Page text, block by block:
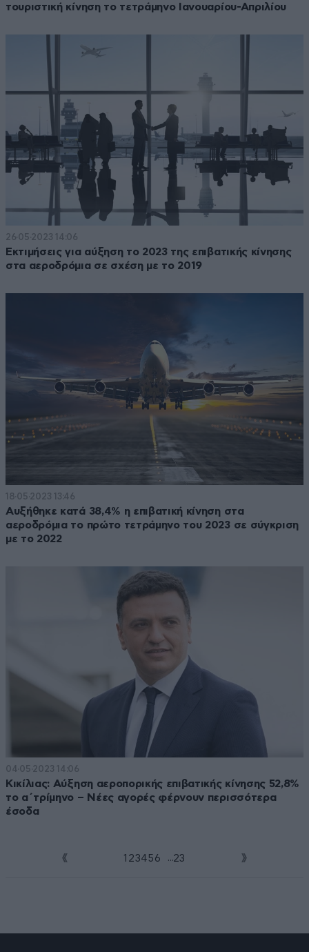
τουριστική κίνηση το τετράμηνο Ιανουαρίου-Απριλίου
26·05·2023 14:06
Εκτιμήσεις για αύξηση το 2023 της επιβατικής κίνησης
στα αεροδρόμια σε σχέση με το 2019
18·05·2023 13:46
Αυξήθηκε κατά 38,4% η επιβατική κίνηση στα
αεροδρόμια το πρώτο τετράμηνο του 2023 σε σύγκριση
με το 2022
04·05·2023 14:06
Κικίλιας: Αύξηση αεροπορικής επιβατικής κίνησης 52,8%
το α΄τρίμηνο – Νέες αγορές φέρνουν περισσότερα
έσοδα
1 234 5 6 ...23